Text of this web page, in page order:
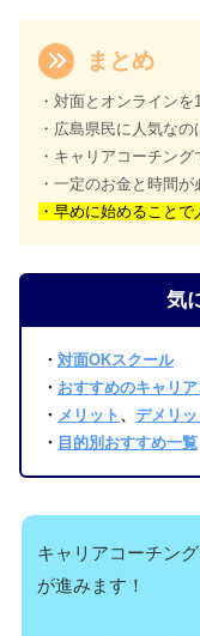
まとめ
・対面とオンライン
・広島県民に人気なの
・キャリアコーチン
・一定のお金と時間
・早めに始めること
気
・対面OKスクール
・ おすすめのキャリ
・ メリット 、デメリッ
・ 目的別おすすめ一覧
キャリアコーチン
が進みます！